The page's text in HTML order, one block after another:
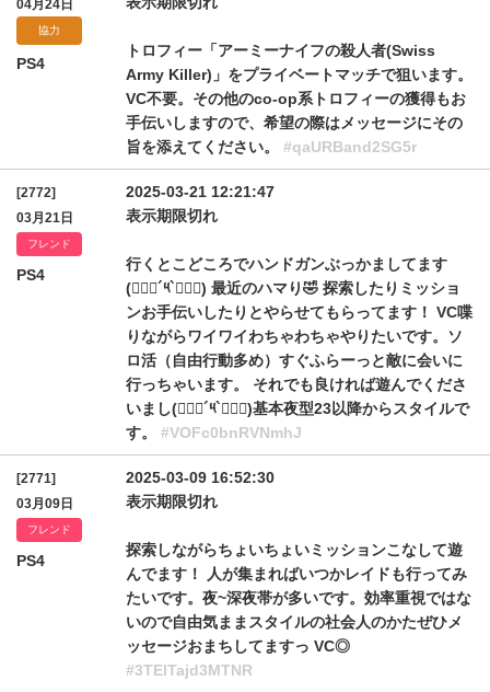
04月24日
協力
PS4
トロフィー「アーミーナイフの殺人者(Swiss
Army Killer)」をプライベートマッチで狙います。
VC不要。その他のco-op系トロフィーの獲得もお
手伝いしますので、希望の際はメッセージにその
旨を添えてください。 #qaURBand2SG5r
[2772]
03月21日
フレンド
PS4
2025-03-21 12:21:47
表示期限切れ
行くとこどころでハンドガンぶっかましてます
(๑⃙⃘´༥`๑⃙⃘) 最近のハマり🤣 探索したりミッショ
ンお手伝いしたりとやらせてもらってます！ VC喋
りながらワイワイわちゃわちゃやりたいです。ソ
ロ活（自由行動多め）すぐふらーっと敵に会いに
行っちゃいます。 それでも良ければ遊んでくださ
いまし(๑⃙⃘´༥`๑⃙⃘)基本夜型23以降からスタイルで
す。 #VOFc0bnRVNmhJ
[2771]
03月09日
フレンド
PS4
2025-03-09 16:52:30
表示期限切れ
探索しながらちょいちょいミッションこなして遊
んでます！ 人が集まればいつかレイドも行ってみ
たいです。夜~深夜帯が多いです。効率重視ではな
いので自由気ままスタイルの社会人のかたぜひメ
ッセージおまちしてますっ VC◎
#3TElTajd3MTNR